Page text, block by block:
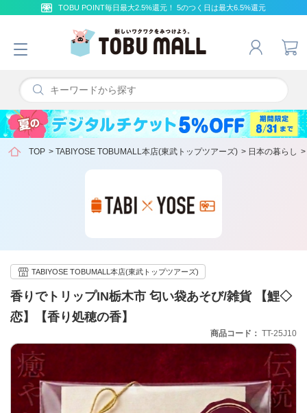
TOBU POINT毎日最大2.5%還元！ 5のつく日は最大6.5%還元
TOP > TABIYOSE TOBUMALL本店(東武トップツアーズ) > 日本の暮らし >
香りでトリップIN栃木市 匂い袋あそび/雑貨 【鯉◇
恋】【香り処穂の香】
TABIYOSE TOBUMALL本店(東武トップツアーズ)
商品コード TT-25J10